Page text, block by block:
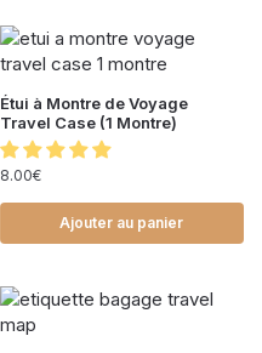
Étui à Montre de Voyage
Travel Case (1 Montre)
8.00€
Ajouter au panier